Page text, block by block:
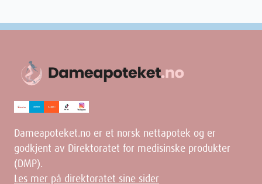
Dameapoteket.no er et norsk nettapotek og er
godkjent av Direktoratet for medisinske produkter
(DMP).
Les mer på direktoratet sine sider